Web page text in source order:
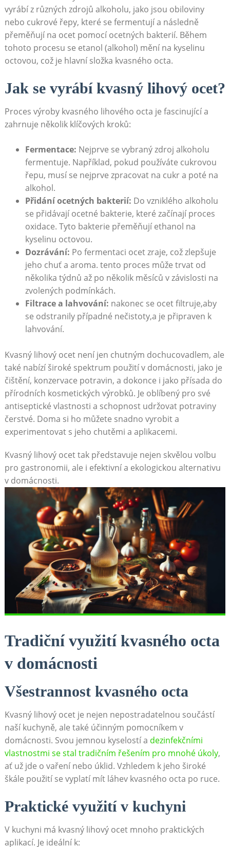
⁣vyrábí​ z různých zdrojů alkoholu, jako jsou obiloviny
nebo cukrové⁣ řepy, ⁤které se fermentují a následně
přeměňují‌ na ocet pomocí ocetných ​bakterií. Během
tohoto procesu se etanol ‍(alkohol) mění na ‍kyselinu
octovou, což je hlavní složka kvasného octa.
Jak se vyrábí kvasný lihový ocet?
Proces výroby kvasného lihového octa je fascinující a
zahrnuje několik‍ klíčových kroků:
Fermentace: ‌Nejprve se vybraný ⁤zdroj ⁢alkoholu
fermentuje. Například, pokud‌ používáte cukrovou
řepu, musí se nejprve zpracovat na⁣ cukr ‍a poté na
alkohol.
Přidání ocetných bakterií: Do‍ vzniklého alkoholu
se přidávají ocetné bakterie, které začínají proces
oxidace. Tyto⁤ bakterie přeměňují ⁣ethanol na
kyselinu octovou.
Dozrávání: Po fermentaci ocet zraje, což zlepšuje
jeho chuť a aroma.‍ tento⁣ proces může trvat od
několika týdnů až po několik měsíců⁤ v závislosti na
⁢zvolených podmínkách.
Filtrace a⁢ lahvování: nakonec se ⁤ocet filtruje,aby
se odstranily případné nečistoty,a je připraven k
lahvování.
Kvasný lihový ocet není jen chutným dochucovadlem,​ ale
také nabízí široké spektrum ⁢použití v domácnosti, jako je⁤
čištění, konzervace potravin, a dokonce i jako přísada do ​
přírodních kosmetických výrobků. Je oblíbený ‍pro‌ své
antiseptické vlastnosti a schopnost udržovat potraviny
⁢čerstvé. Doma si ho můžete snadno vyrobit a
experimentovat s jeho chutěmi a aplikacemi.
Kvasný lihový ocet tak představuje nejen skvělou volbu
pro ⁤gastronomii, ale i efektivní a ekologickou alternativu‍
v domácnosti.
Tradiční využití kvasného octa
v domácnosti
Všestrannost kvasného octa
Kvasný lihový ocet je nejen nepostradatelnou součástí
naší kuchyně, ale ‍také⁢ účinným pomocníkem‌ v
⁣domácnosti. Svou jemnou ⁤kyselostí a ‍ dezinfekčními
vlastnostmi se stal tradičním řešením pro mnohé úkoly,
ať⁢ už jde o ⁢vaření nebo úklid. Vzhledem k jeho‌ široké
škále použití se vyplatí mít⁤ láhev kvasného octa po ‍ruce.
Praktické využití v kuchyni
V kuchyni má kvasný lihový ocet mnoho praktických
aplikací. Je ideální k: